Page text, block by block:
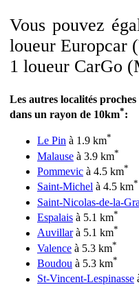
Vous pouvez
loueur Europcar
1 loueur CarGo
Les autres localités
dans un rayon de 10km*:
Le Pin à 1.9 km*
Malause à 3.9 km*
Pommevic à 4.5 km*
Saint-Michel à 4.5 km*
Saint-Nicolas-de-la-
Espalais à 5.1 km*
Auvillarà 5.1 km*
Valence à 5.3 km*
Boudou à 5.3 km*
St-Vincent-Lespinasse